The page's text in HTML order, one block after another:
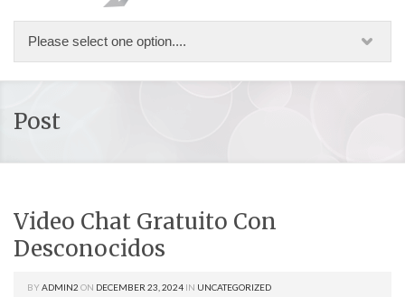
Post
Video Chat Gratuito Con
Desconocidos
BY ADMIN2 ON DECEMBER 23, 2024 IN UNCATEGORIZED